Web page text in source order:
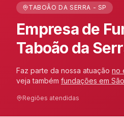
TABOÃO DA SERRA - SP
Empresa de
Taboão da
Faz parte da nossa atuação no
veja também fundações em
Regiões atendidas